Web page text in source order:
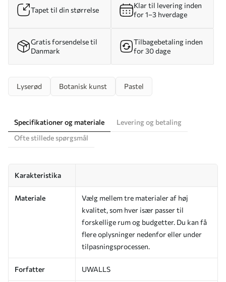
Tapet til din størrelse
Klar til levering inden
for 1–3 hverdage
Gratis forsendelse til
Danmark
Tilbagebetaling inden
for 30 dage
Lyserød Botanisk kunst Pastel
Specifikationer og materiale
Levering og betaling
Ofte stillede spørgsmål
Karakteristika
Materiale
Vælg mellem tre materialer af høj
kvalitet, som hver især passer til
forskellige rum og budgetter. Du kan få
flere oplysninger nedenfor eller under
tilpasningsprocessen.
Forfatter UWALLS